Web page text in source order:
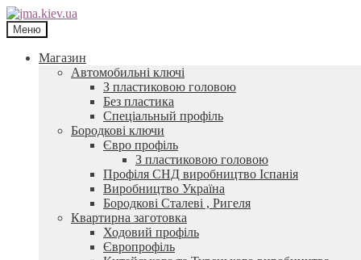
Перейти
до
навігації
Перейти
до
контенту
Меню
Магазин
Автомобильні ключі
З пластиковою головою
Без пластика
Спеціальный профіль
Бородкові ключи
Євро профіль
З пластиковою головою
Профіля СНД виробництво Іспанія
Виробництво Україна
Бородкові Сталеві , Ригеля
Квартирна заготовка
Ходовий профіль
Європрофіль